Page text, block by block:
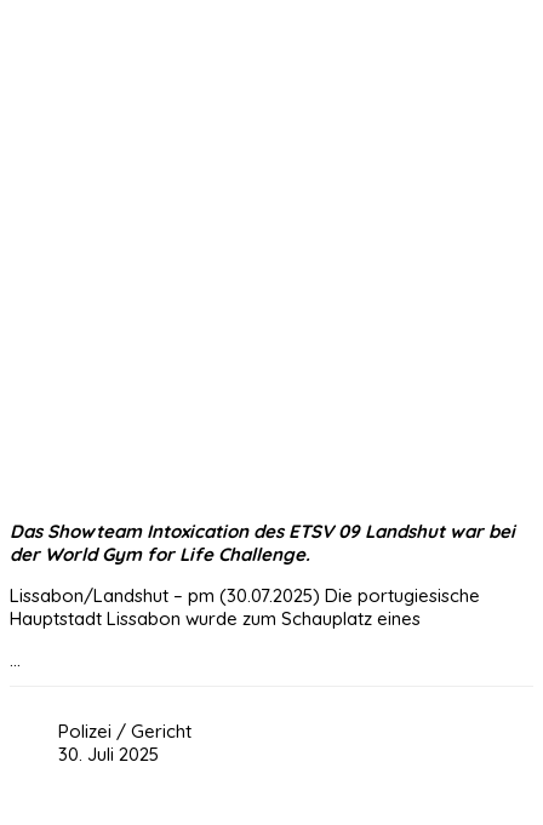
Das Showteam Intoxication des ETSV 09 Landshut war bei
der World Gym for Life Challenge.
Lissabon/Landshut – pm (30.07.2025) Die portugiesische
Hauptstadt Lissabon wurde zum Schauplatz eines
...
Polizei / Gericht
30. Juli 2025